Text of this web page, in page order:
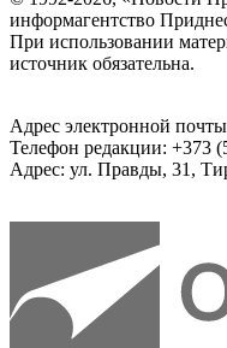
информагентство
При использовании
источник обязательна.
Адрес электронной
Телефон редакции: +373
Адрес: ул. Правды, 31,